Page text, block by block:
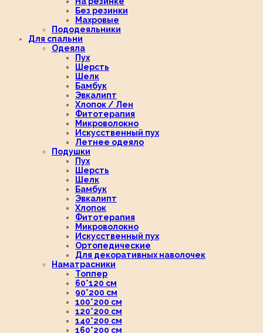
Без резинки
Махровые
Пододеяльники
Для спальни
Одеяла
Пух
Шерсть
Шелк
Бамбук
Эвкалипт
Хлопок / Лен
Фитотерапия
Микроволокно
Искусственный пух
Летнее одеяло
Подушки
Пух
Шерсть
Шелк
Бамбук
Эвкалипт
Хлопок
Фитотерапия
Микроволокно
Искусственный пух
Ортопедические
Для декоративных наволочек
Наматрасники
Топпер
60*120 см
90*200 см
100*200 см
120*200 см
140*200 см
160*200 см